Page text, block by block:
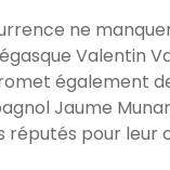
ne
Valentin
également
Jaume
réputés pour leur